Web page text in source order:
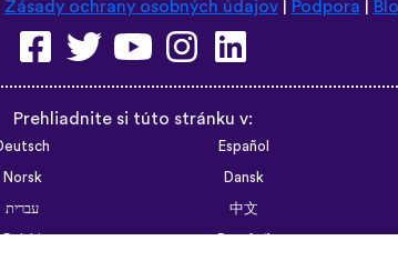
some apps. However, I love this app so much
that just for the extra features! Thanks
lexogenous
App Store